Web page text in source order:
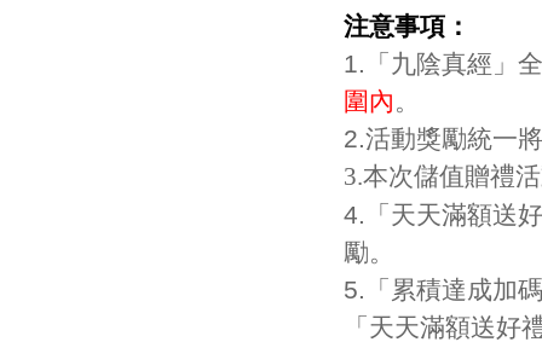
注意事項：
1.「九陰真經」
圍內。
2.活動獎勵統一
3.本次儲值贈禮
4.「天天滿額送
勵。
5.「累積達成加
「天天滿額送好